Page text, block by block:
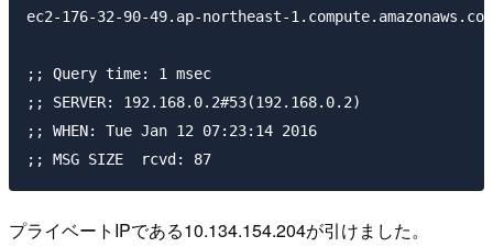
ec2-176-32-90-49.ap-northeast-
;; Query time: 1 msec
;; SERVER: 192.168.0.2#53(192.168.0.2)
;; WHEN: Tue Jan 12 07:23:14 2016
プライベートIPである10.134.154.204が引けました。